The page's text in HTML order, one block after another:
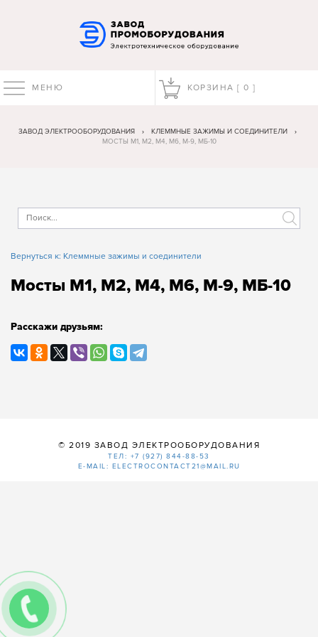
МЕНЮ КОРЗИНА [ 0]
ЗАВОД ЭЛЕКТРООБОРУДОВАНИЯ › КЛЕММНЫЕ ЗАЖИМЫ И СОЕДИНИТЕЛИ
›
МОСТЫ М1, М2, М4, М6, М-9, МБ-10
Вернуться к: Клеммные зажимы и соединители
Мосты М1, М2, М4, М6, М-9, МБ-10
Расскажи друзьям:
© 2019 ЗАВОД ЭЛЕКТРООБОРУДОВАНИЯ
ТЕЛ: +7 (927) 844-88-53
E-MAIL: ELECTROCONTACT21@MAIL.RU